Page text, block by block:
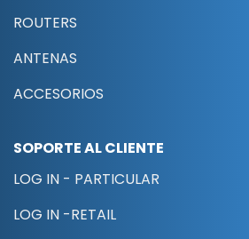
ROUTERS
ANTENAS
ACCESORIOS
SOPORTE AL CLIENTE
LOG IN - PARTICULAR
LOG IN -RETAIL